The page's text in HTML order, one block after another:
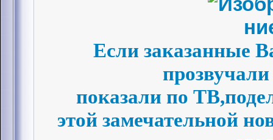
Если заказанные
показали по
этой замечательной